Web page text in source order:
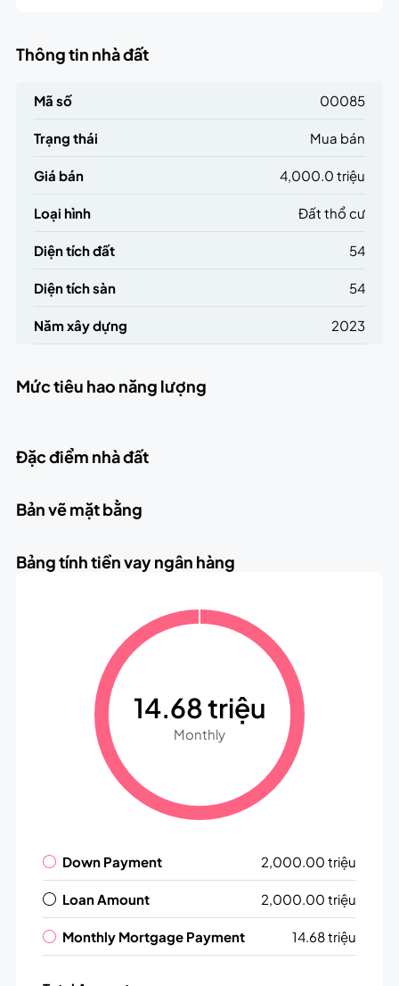
Thông tin nhà đất
Mã số 00085
Trạng thái Mua bán
Giá bán 4,000.0 triệu
Loại hình Đất thổ cư
Diện tích đất 54
Diện tích sàn 54
Năm xây dựng 2023
Mức tiêu hao năng lượng
Đặc điểm nhà đất
Bản vẽ mặt bằng
Bảng tính tiền vay ngân hàng
14.68 triệu
Monthly
Down Payment 2,000.00 triệu
Loan Amount 2,000.00 triệu
Monthly Mortgage Payment 14.68 triệu